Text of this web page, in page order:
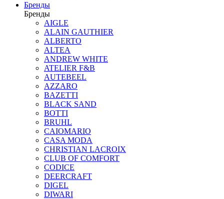
Бренды
Бренды
AIGLE
ALAIN GAUTHIER
ALBERTO
ALTEA
ANDREW WHITE
ATELIER F&B
AUTEBEEL
AZZARO
BAZETTI
BLACK SAND
BOTTI
BRUHL
CAIOMARIO
CASA MODA
CHRISTIAN LACROIX
CLUB OF COMFORT
CODICE
DEERCRAFT
DIGEL
DIWARI